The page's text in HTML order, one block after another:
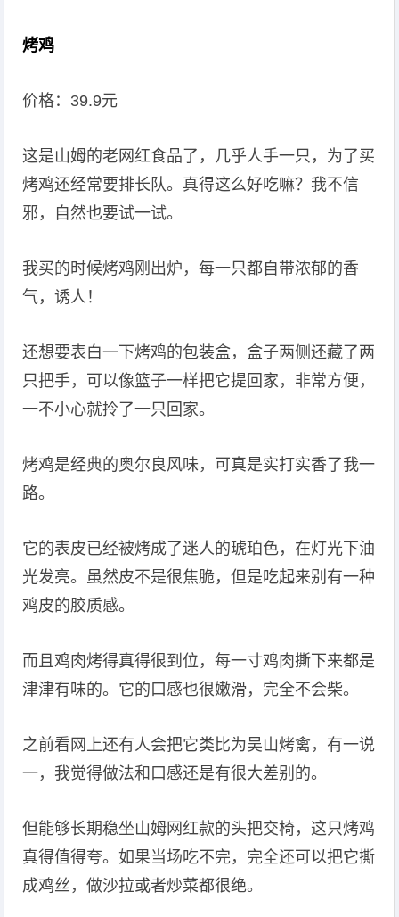
烤鸡
价格：39.9元
这是山姆的老网红食品了，几乎人手一只，为了买
烤鸡还经常要排长队。真得这么好吃嘛？我不信
邪，自然也要试一试。
我买的时候烤鸡刚出炉，每一只都自带浓郁的香
气，诱人！
还想要表白一下烤鸡的包装盒，盒子两侧还藏了两
只把手，可以像篮子一样把它提回家，非常方便，
一不小心就拎了一只回家。
烤鸡是经典的奥尔良风味，可真是实打实香了我一
路。
它的表皮已经被烤成了迷人的琥珀色，在灯光下油
光发亮。虽然皮不是很焦脆，但是吃起来别有一种
鸡皮的胶质感。
而且鸡肉烤得真得很到位，每一寸鸡肉撕下来都是
津津有味的。它的口感也很嫩滑，完全不会柴。
之前看网上还有人会把它类比为吴山烤禽，有一说
一，我觉得做法和口感还是有很大差别的。
但能够长期稳坐山姆网红款的头把交椅，这只烤鸡
真得值得夸。如果当场吃不完，完全还可以把它撕
成鸡丝，做沙拉或者炒菜都很绝。